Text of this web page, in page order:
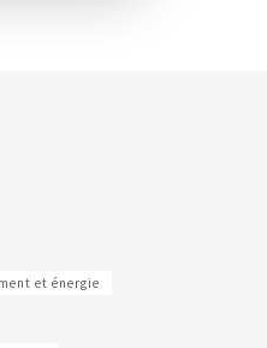
et énergie